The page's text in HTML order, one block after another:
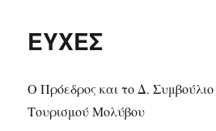
ΕΥΧΕΣ
Ο Πρόεδρος και το Δ.
Τουρισμού Μολύβου